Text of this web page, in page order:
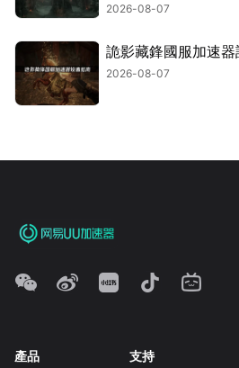
2026-08-07
詭影藏鋒國服加速器
2026-08-07
產品 支持